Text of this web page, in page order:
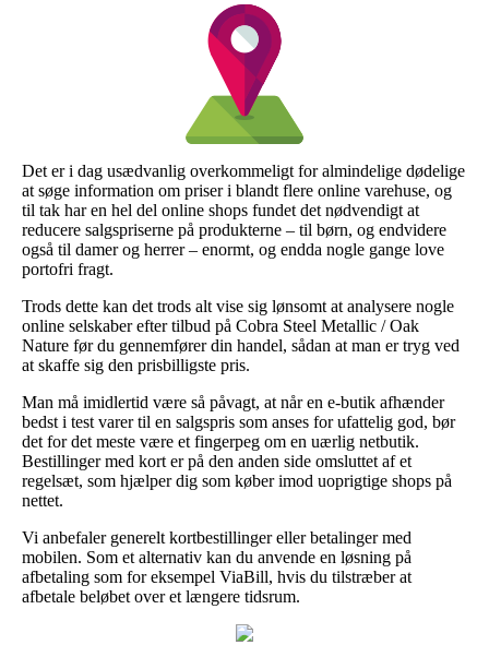
Det er i dag usædvanlig overkommeligt for almindelige dødelige
at søge information om priser i blandt flere online varehuse, og
til tak har en hel del online shops fundet det nødvendigt at
reducere salgspriserne på produkterne – til børn, og endvidere
også til damer og herrer – enormt, og endda nogle gange love
portofri fragt.
Trods dette kan det trods alt vise sig lønsomt at analysere nogle
online selskaber efter tilbud på Cobra Steel Metallic / Oak
Nature før du gennemfører din handel, sådan at man er tryg ved
at skaffe sig den prisbilligste pris.
Man må imidlertid være så påvagt, at når en e-butik afhænder
bedst i test varer til en salgspris som anses for ufattelig god, bør
det for det meste være et fingerpeg om en uærlig netbutik.
Bestillinger med kort er på den anden side omsluttet af et
regelsæt, som hjælper dig som køber imod uoprigtige shops på
nettet.
Vi anbefaler generelt kortbestillinger eller betalinger med
mobilen. Som et alternativ kan du anvende en løsning på
afbetaling som for eksempel ViaBill, hvis du tilstræber at
afbetale beløbet over et længere tidsrum.